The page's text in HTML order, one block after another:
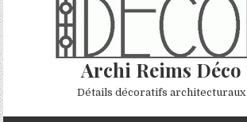
Archi Reims Déco
Détails décoratifs architecturaux